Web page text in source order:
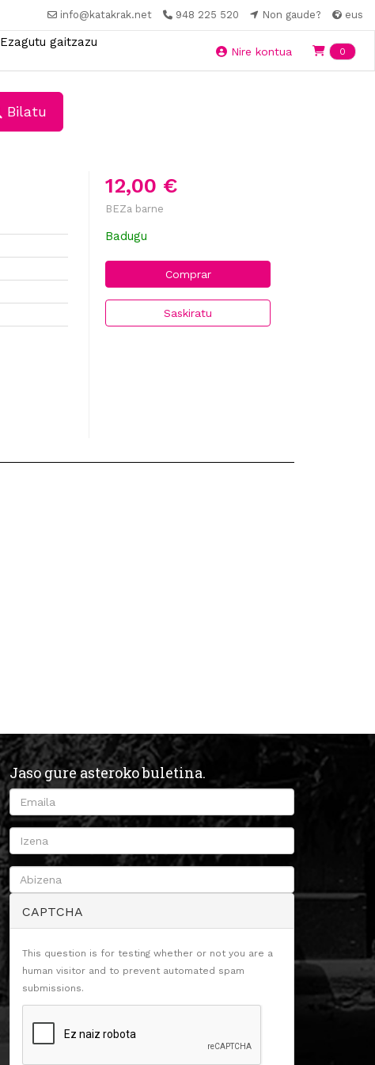
info@katakrak.net 948 225 520 Non gaude? eus
Ezagutu gaitzazu
Nire kontua 0
Bilatu
12,00 €
BEZa barne
Badugu
Comprar
Saskiratu
Jaso gure asteroko buletina.
CAPTCHA
This question is for testing whether or not you are a
human visitor and to prevent automated spam
submissions.